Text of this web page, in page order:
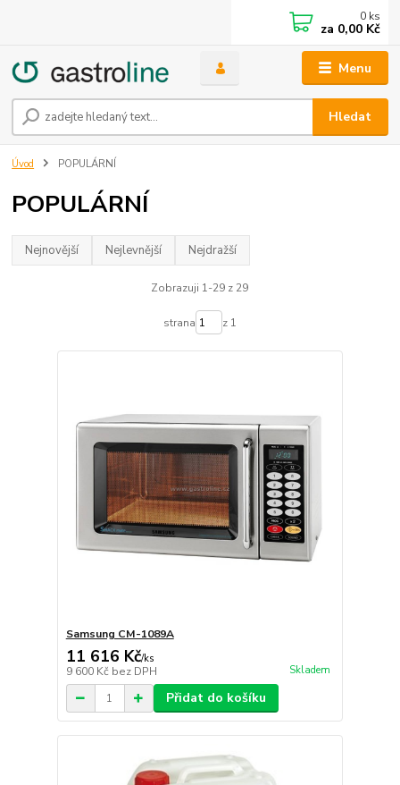
Menu
Hledat
0 ks
za 0,00 Kč
Úvod POPULÁRNÍ
POPULÁRNÍ
Nejnovější Nejlevnější Nejdražší
Zobrazuji 1-29 z 29
strana z 1
Samsung CM-1089A
11 616 Kč/ks
9 600 Kč bez DPH Skladem
Přidat do košíku